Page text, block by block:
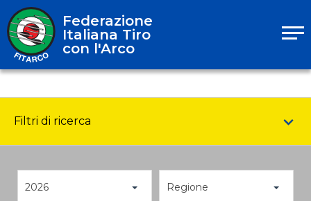
Federazione
Italiana Tiro
con l'Arco
Filtri di ricerca
2026 Regione